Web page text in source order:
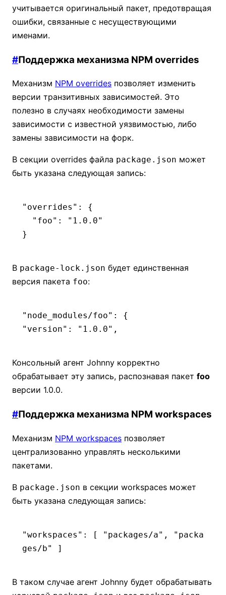
учитывается оригинальный пакет, предотвращая
ошибки, связанные с несуществующими
именами.
#Поддержка механизма NPM overrides
Механизм NPM overrides позволяет изменить
версии транзитивных зависимостей. Это
полезно в случаях необходимости замены
зависимости с известной уязвимостью, либо
замены зависимости на форк.
В секции overrides файла package.json может
быть указана следующая запись:
"overrides" : {
  "foo"
:
"1.0.0"
}
В package-lock.json будет единственная
версия пакета foo:
"node_modules/foo" : {
"version" : "1.0.0" ,
Консольный агент Johnny корректно
обрабатывает эту запись, распознавая пакет foo
версии 1.0.0.
#Поддержка механизма NPM workspaces
Механизм NPM workspaces позволяет
централизованно управлять несколькими
пакетами.
В package.json в секции workspaces может
быть указана следующая запись:
"workspaces" : [ "packages/a" ,
"packa
ges/b"
]
В таком случае агент Johnny будет обрабатывать